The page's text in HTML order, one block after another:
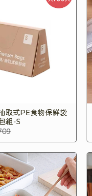
取式PE食物保鮮袋
組-S